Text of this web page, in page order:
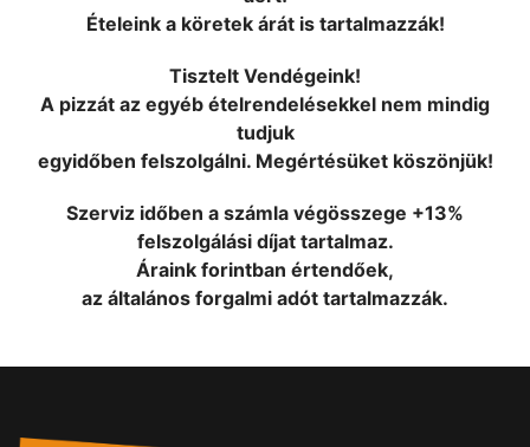
Ételeink a köretek árát is tartalmazzák!
Tisztelt Vendégeink!
A pizzát az egyéb ételrendelésekkel nem mindig
tudjuk
egyidőben felszolgálni. Megértésüket köszönjük!
Szerviz időben a számla végösszege +13%
felszolgálási díjat tartalmaz.
Áraink forintban értendőek,
az általános forgalmi adót tartalmazzák.